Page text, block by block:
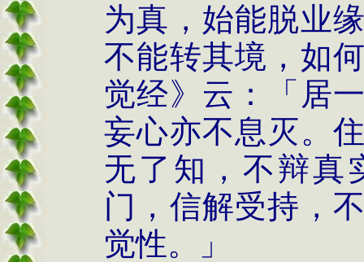
为真，始能脱业
不能转其境，如
觉经》云：「居
妄心亦不息灭。
无了知，不辩真
门，信解受持，
觉性。」